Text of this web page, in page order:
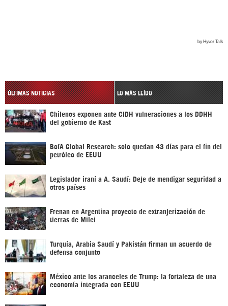
ÚLTIMAS NOTICIAS LO MÁS LEÍDO
Chilenos exponen ante CIDH vulneraciones a los DDHH
del gobierno de Kast
BofA Global Research: solo quedan 43 días para el fin del
petróleo de EEUU
Legislador iraní a A. Saudí: Deje de mendigar seguridad a
otros países
Frenan en Argentina proyecto de extranjerización de
tierras de Milei
Turquía, Arabia Saudí y Pakistán firman un acuerdo de
defensa conjunto
México ante los aranceles de Trump: la fortaleza de una
economía integrada con EEUU